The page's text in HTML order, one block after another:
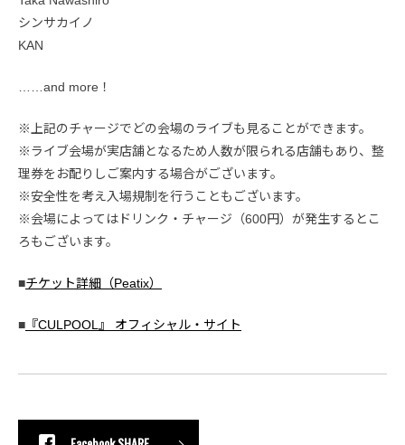
シンサカイノ
KAN
……and more！
※上記のチャージでどの会場のライブも見ることができます。
※ライブ会場が実店舗となるため人数が限られる店舗もあり、整
理券をお配りしご案内する場合がございます。
※安全性を考え入場規制を行うこともございます。
※会場によってはドリンク・チャージ（600円）が発生するとこ
ろもございます。
■チケット詳細（Peatix）
■ 『CULPOOL』 オフィシャル・サイト